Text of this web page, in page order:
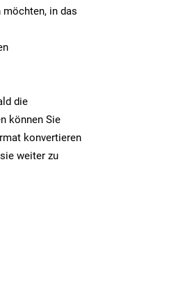
möchten, in das
die
können Sie
konvertieren
weiter zu